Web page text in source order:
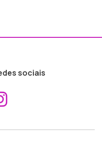
sociais
ao